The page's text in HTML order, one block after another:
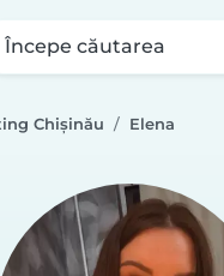
Începe căutarea
Chișinău Elena